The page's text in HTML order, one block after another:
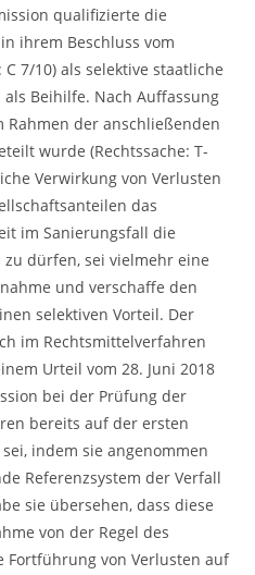
qualifizierte die
ihrem Beschluss vom
7/10) als selektive staatliche
Beihilfe. Nach Auffassung
Rahmen der anschließenden
wurde (Rechtssache: T-
Verwirkung von Verlusten
das
im Sanierungsfall die
dürfen, sei vielmehr eine
und verschaffe den
selektiven Vorteil. Der
im Rechtsmittelverfahren
Urteil vom 28. Juni 2018
bei der Prüfung der
bereits auf der ersten
indem sie angenommen
Referenzsystem der Verfall
sie übersehen, dass diese
von der Regel des
Fortführung von Verlusten auf